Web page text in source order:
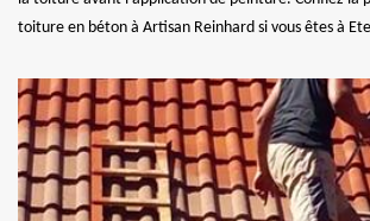
toiture en béton à Artisan Reinhard si vous êtes à